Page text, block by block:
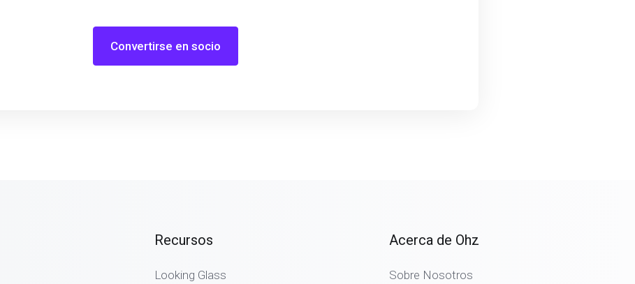
Convertirse en socio
Recursos
Looking Glass
Acerca de Ohz
Sobre Nosotros